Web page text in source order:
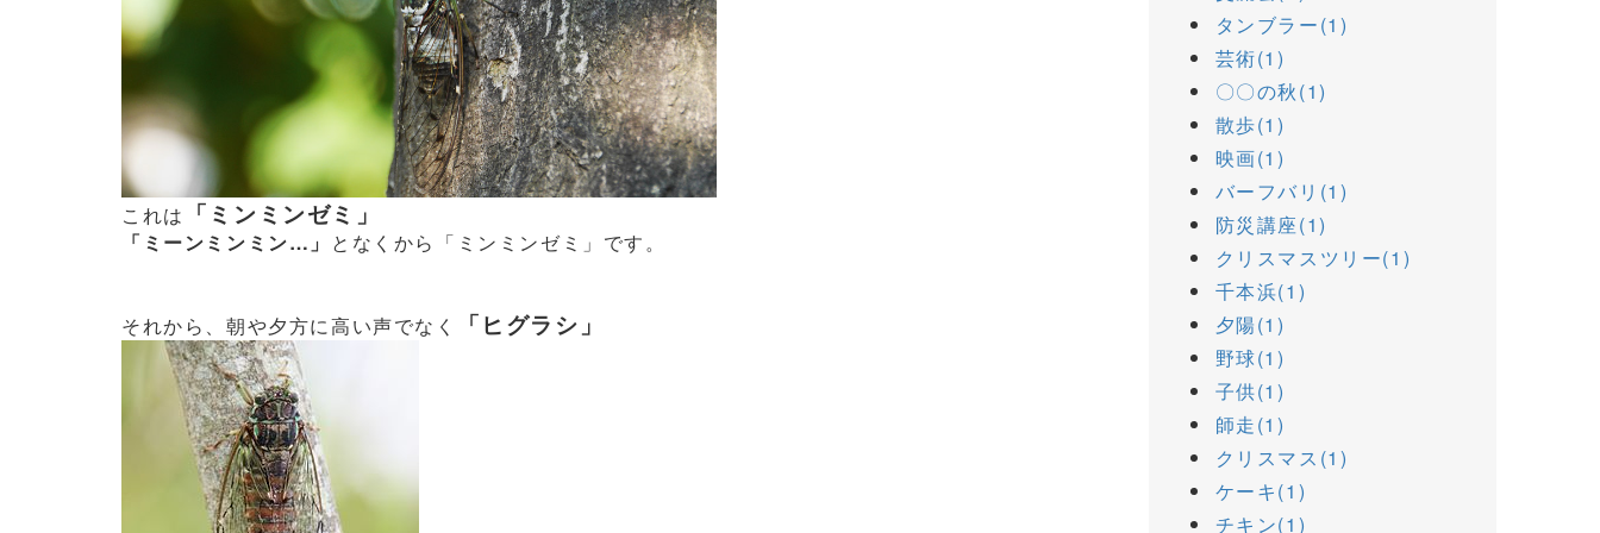
これは 「ミンミンゼミ」
「ミーンミンミン…」 となくから「ミンミンゼミ」です。
それから、朝や夕方に高い声でなく 「ヒグラシ」
タンブラー(1)
芸術(1)
〇〇の秋(1)
散歩(1)
映画(1)
バーフバリ(1)
防災講座(1)
クリスマスツリー(1)
千本浜(1)
夕陽(1)
野球(1)
子供(1)
師走(1)
クリスマス(1)
ケーキ(1)
チキン(1)